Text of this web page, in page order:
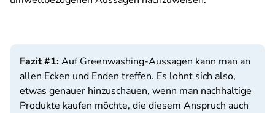
Fazit #1:Auf Greenwashing-Aussagen kann man an
allen Ecken und Enden treffen. Es lohnt sich also,
etwas genauer hinzuschauen, wenn man nachhaltige
Produkte kaufen möchte, die diesem Anspruch auch